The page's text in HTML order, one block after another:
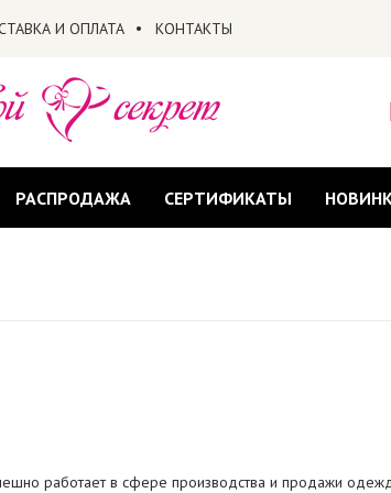
И ОПЛАТА КОНТАКТЫ
РАСПРОДАЖА СЕРТИФИКАТЫ
работает в сфере производства и продажи